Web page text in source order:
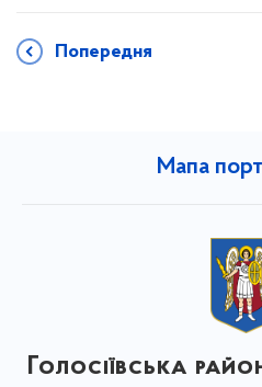
Попередня
Мапа
Голосіївська